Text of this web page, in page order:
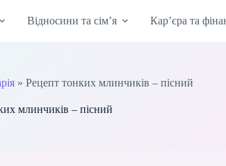
Відносини та сім’я Кар’єра та
»Рецепт тонких млинчиків – пісний
млинчиків – пісний